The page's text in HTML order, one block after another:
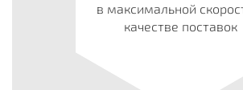
в максимальной
качестве поставок